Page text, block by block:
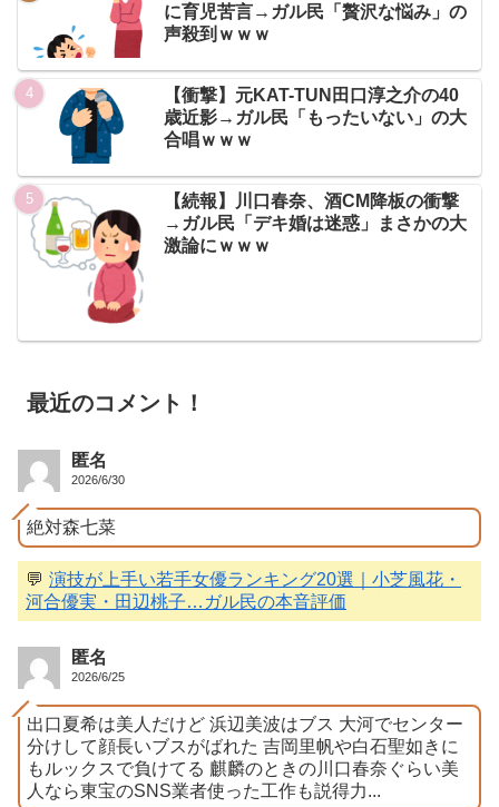
に育児苦言→ガル民「贅沢な悩み」の
声殺到ｗｗｗ
【衝撃】元KAT-TUN田口淳之介の40
歳近影→ガル民「もったいない」の大
合唱ｗｗｗ
【続報】川口春奈、酒CM降板の衝撃
→ガル民「デキ婚は迷惑」まさかの大
激論にｗｗｗ
最近のコメント！
匿名
2026/6/30
絶対森七菜
💬 演技が上手い若手女優ランキング20選｜小芝風花・
河合優実・田辺桃子…ガル民の本音評価
匿名
2026/6/25
出口夏希は美人だけど 浜辺美波はブス 大河でセンター
分けして顔長いブスがばれた 吉岡里帆や白石聖如きに
もルックスで負けてる 麒麟のときの川口春奈ぐらい美
人なら東宝のSNS業者使った工作も説得力...